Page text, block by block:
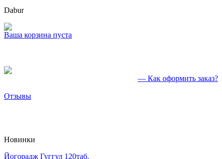
Dabur
Ваша корзина пуста
— Как оформить заказ?
Отзывы
Новинки
Йогорадж Гуггул 120таб.